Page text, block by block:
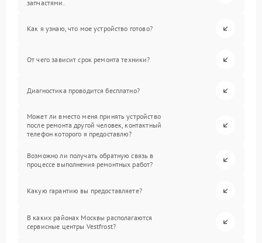
запчастями.
Как я узнаю, что мое устройство готово?
От чего зависит срок ремонта техники?
Диагностика проводится бесплатно?
Может ли вместо меня принять устройство
после ремонта другой человек, контактный
телефон которого я предоставлю?
Возможно ли получать обратную связь в
процессе выполнения ремонтных работ?
Какую гарантию вы предоставляете?
В каких районах Москвы располагаются
сервисные центры Vestfrost?